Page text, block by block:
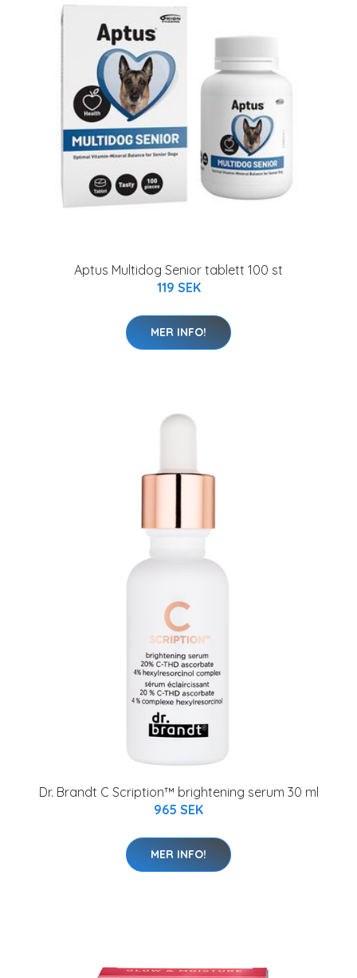
Aptus Multidog Senior tablett 100 st
119 SEK
MER INFO!
Dr. Brandt C Scription™ brightening serum 30 ml
965 SEK
MER INFO!